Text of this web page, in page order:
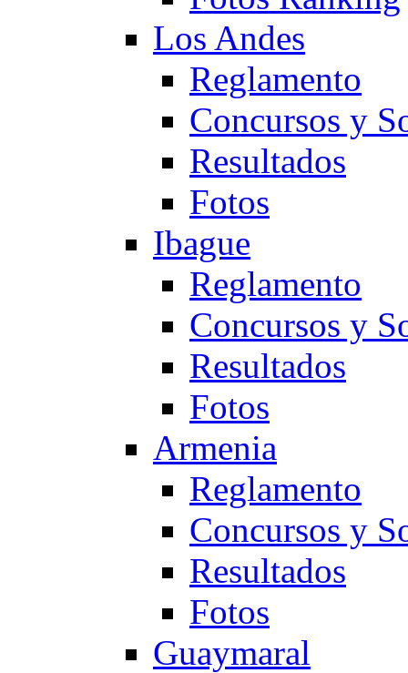
Los Andes
Reglamento
Concursos y
Resultados
Fotos
Ibague
Reglamento
Concursos y
Resultados
Fotos
Armenia
Reglamento
Concursos y
Resultados
Fotos
Guaymaral